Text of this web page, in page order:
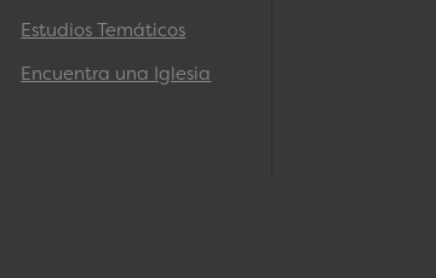
Estudios Temáticos
Encuentra una Iglesia